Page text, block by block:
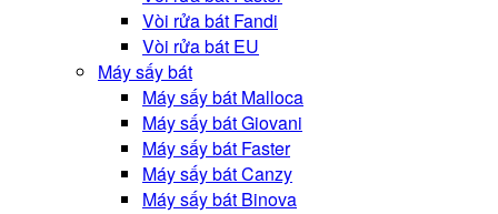
Vòi rửa bát Fandi
Vòi rửa bát EU
Máy sấy bát
Máy sấy bát Malloca
Máy sấy bát Giovani
Máy sấy bát Faster
Máy sấy bát Canzy
Máy sấy bát Binova